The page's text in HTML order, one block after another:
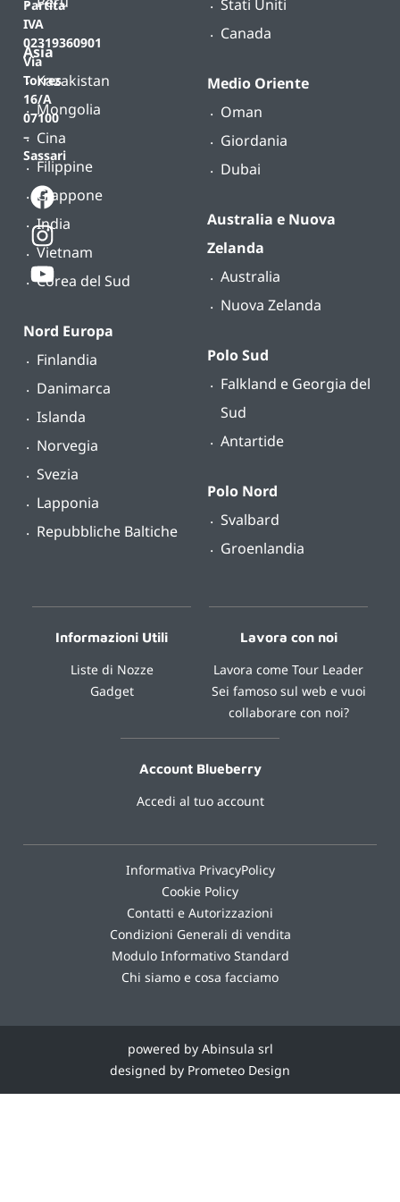
Partita
IVA
02319360901
Via
Torres
16/A
07100
–
Sassari
Asia
Kazakistan
Mongolia
Cina
Filippine
Giappone
India
Vietnam
Corea del Sud
Nord Europa
Finlandia
Danimarca
Islanda
Norvegia
Svezia
Lapponia
Repubbliche Baltiche
Stati Uniti
Canada
Medio Oriente
Oman
Giordania
Dubai
Australia e Nuova
Zelanda
Australia
Nuova Zelanda
Polo Sud
Falkland e Georgia del
Sud
Antartide
Polo Nord
Svalbard
Groenlandia
Informazioni Utili
Liste di Nozze
Gadget
Lavora con noi
Lavora come Tour Leader
Sei famoso sul web e vuoi
collaborare con noi?
Account Blueberry
Accedi al tuo account
Informativa PrivacyPolicy
Cookie Policy
Contatti e Autorizzazioni
Condizioni Generali di vendita
Modulo Informativo Standard
Chi siamo e cosa facciamo
powered by Abinsula srl
designed by Prometeo Design